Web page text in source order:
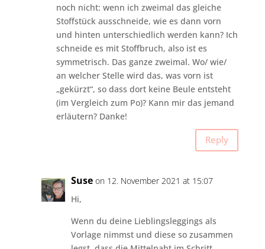
noch nicht: wenn ich zweimal das gleiche
Stoffstück ausschneide, wie es dann vorn
und hinten unterschiedlich werden kann? Ich
schneide es mit Stoffbruch, also ist es
symmetrisch. Das ganze zweimal. Wo/ wie/
an welcher Stelle wird das, was vorn ist
„gekürzt“, so dass dort keine Beule entsteht
(im Vergleich zum Po)? Kann mir das jemand
erläutern? Danke!
Reply
Suse on 12. November 2021 at 15:07
Hi,
Wenn du deine Lieblingsleggings als
Vorlage nimmst und diese so zusammen